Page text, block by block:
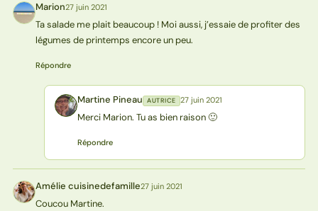
M Marion27 juin 2021
Ta salade me plait beaucoup ! Moi aussi, j’essaie de profiter des
légumes de printemps encore un peu.
Répondre
MP Martine Pineau AUTRICE 27 juin 2021
Merci Marion. Tu as bien raison 🙂
Répondre
AC Amélie cuisinedefamille27 juin 2021
Coucou Martine.